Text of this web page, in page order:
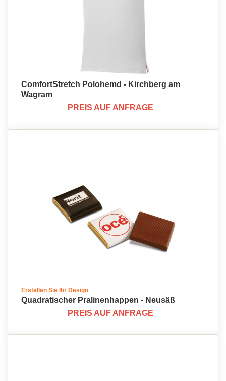
ComfortStretch Polohemd - Kirchberg am
Wagram
PREIS AUF ANFRAGE
Erstellen Sie Ihr Design
Quadratischer Pralinenhappen - Neusäß
PREIS AUF ANFRAGE